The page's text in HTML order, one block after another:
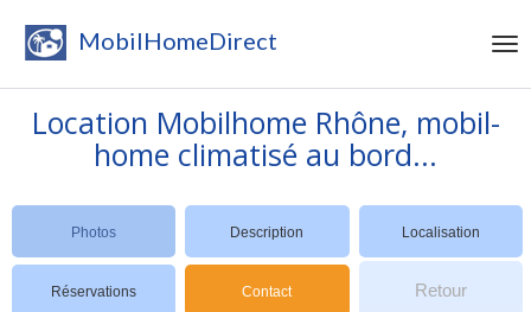
MobilHomeDirect
Location Mobilhome Rhône, mobil-
home climatisé au bord...
Photos Description Localisation
Réservations Contact Retour